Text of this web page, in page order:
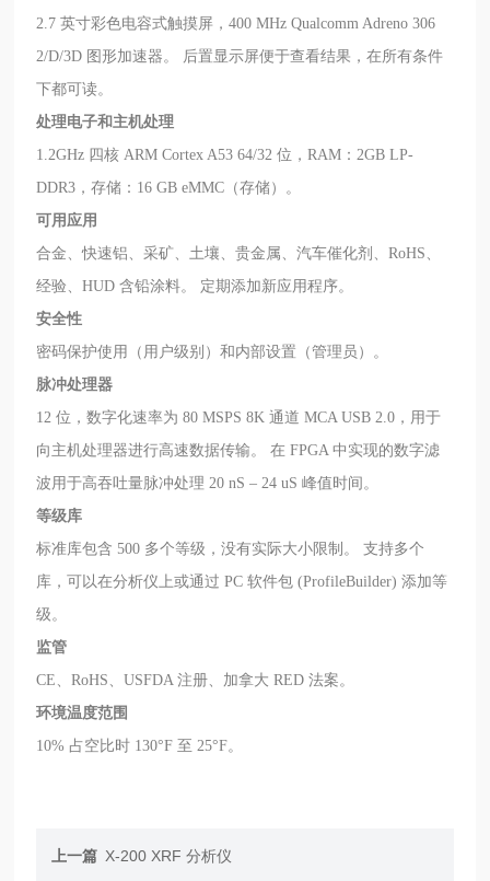
2.7 英寸彩色电容式触摸屏，400 MHz Qualcomm Adreno 306
2/D/3D 图形加速器。 后置显示屏便于查看结果，在所有条件
下都可读。
处理电子和主机处理
1.2GHz 四核 ARM Cortex A53 64/32 位，RAM：2GB LP-
DDR3，存储：16 GB eMMC（存储）。
可用应用
合金、快速铝、采矿、土壤、贵金属、汽车催化剂、RoHS、
经验、HUD 含铅涂料。 定期添加新应用程序。
安全性
密码保护使用（用户级别）和内部设置（管理员）。
脉冲处理器
12 位，数字化速率为 80 MSPS 8K 通道 MCA USB 2.0，用于
向主机处理器进行高速数据传输。 在 FPGA 中实现的数字滤
波用于高吞吐量脉冲处理 20 nS – 24 uS 峰值时间。
等级库
标准库包含 500 多个等级，没有实际大小限制。 支持多个
库，可以在分析仪上或通过 PC 软件包 (ProfileBuilder) 添加等
级。
监管
CE、RoHS、USFDA 注册、加拿大 RED 法案。
环境温度范围
10% 占空比时 130°F 至 25°F。
上一篇 X-200 XRF 分析仪